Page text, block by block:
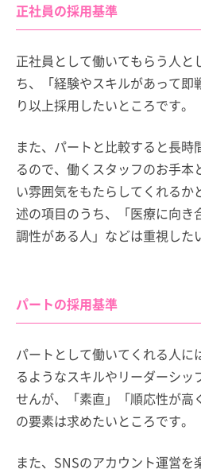
正社員の採用基準
正社員として働いてもらう人と
ち、「経験やスキルがあって即
り以上採用したいところです。
また、パートと比較すると長時
るので、働くスタッフのお手本
い雰囲気をもたらしてくれるか
述の項目のうち、「医療に向き
調性がある人」などは重視した
パートの採用基準
パートとして働いてくれる人に
るようなスキルやリーダーシッ
せんが、「素直」「順応性が高
の要素は求めたいところです。
また、SNSのアカウント運営を